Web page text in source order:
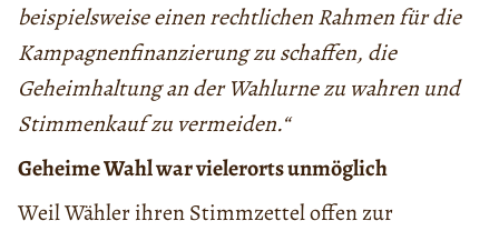
beispielsweise einen rechtlichen Rahmen für die
Kampagnenfinanzierung zu schaffen, die
Geheimhaltung an der Wahlurne zu wahren und
Stimmenkauf zu vermeiden.“
Geheime Wahl war vielerorts unmöglich
Weil Wähler ihren Stimmzettel offen zur